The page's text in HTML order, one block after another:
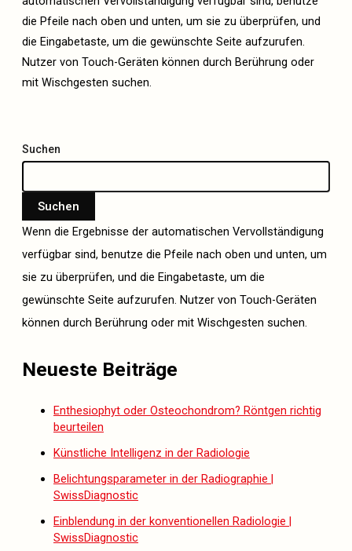
die Pfeile nach oben und unten, um sie zu überprüfen, und
die Eingabetaste, um die gewünschte Seite aufzurufen.
Nutzer von Touch-Geräten können durch Berührung oder
mit Wischgesten suchen.
Suchen
Suchen
Wenn die Ergebnisse der automatischen Vervollständigung
verfügbar sind, benutze die Pfeile nach oben und unten, um
sie zu überprüfen, und die Eingabetaste, um die
gewünschte Seite aufzurufen. Nutzer von Touch-Geräten
können durch Berührung oder mit Wischgesten suchen.
Neueste Beiträge
Enthesiophyt oder Osteochondrom? Röntgen richtig
beurteilen
Künstliche Intelligenz in der Radiologie
Belichtungsparameter in der Radiographie |
SwissDiagnostic
Einblendung in der konventionellen Radiologie |
SwissDiagnostic